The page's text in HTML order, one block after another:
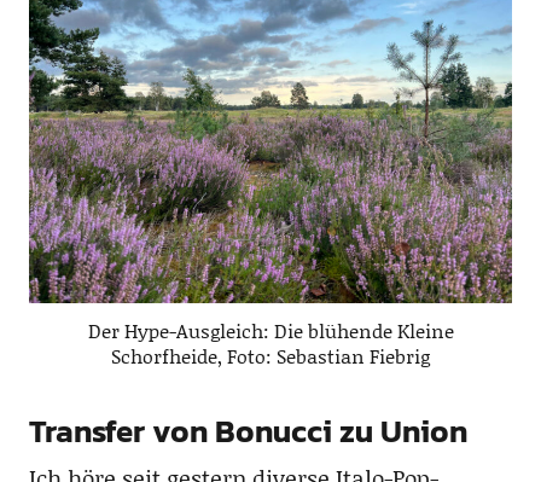
Der Hype-Ausgleich: Die blühende Kleine
Schorfheide, Foto: Sebastian Fiebrig
Transfer von Bonucci zu Union